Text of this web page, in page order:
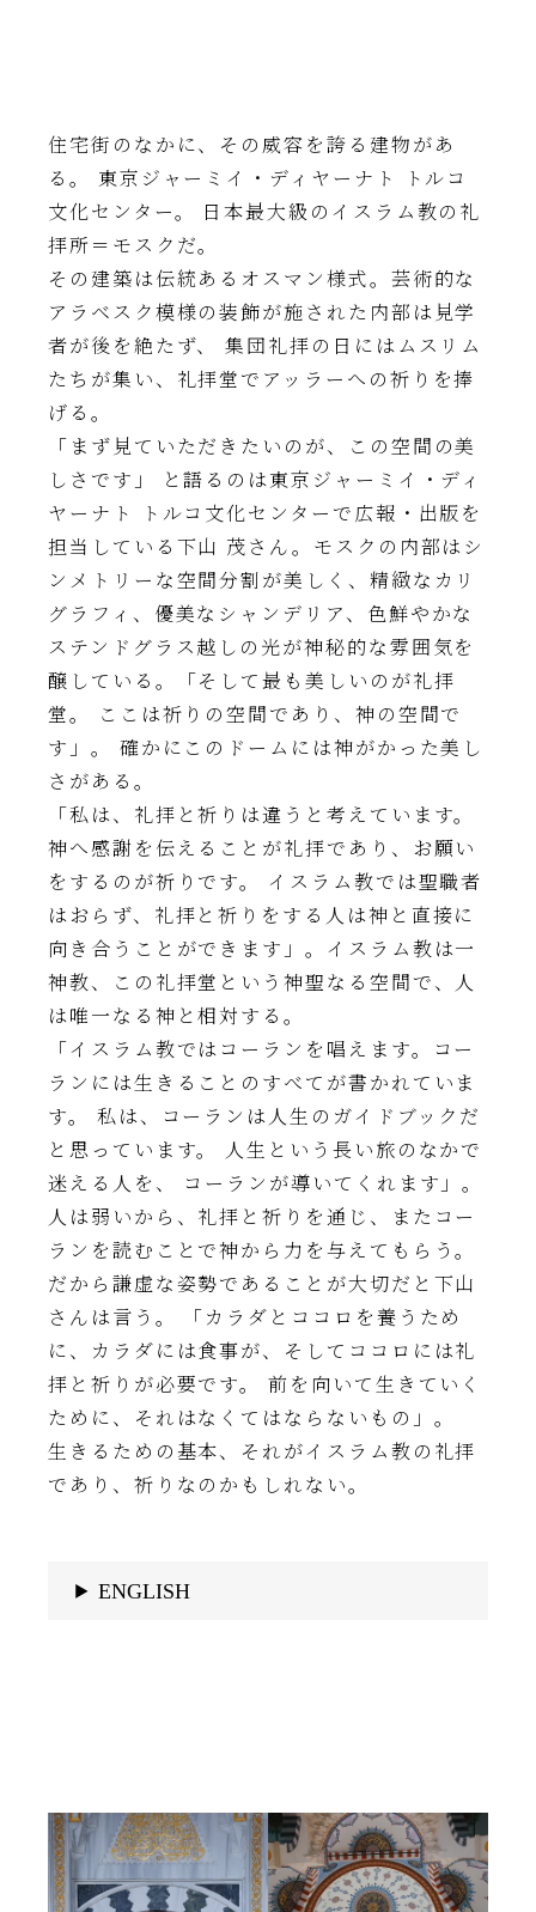
住宅街のなかに、その威容を誇る建物があ
る。 東京ジャーミイ・ディヤーナト トルコ
文化センター。 日本最大級のイスラム教の礼
拝所＝モスクだ。
その建築は伝統あるオスマン様式。芸術的な
アラベスク模様の装飾が施された内部は見学
者が後を絶たず、 集団礼拝の日にはムスリム
たちが集い、礼拝堂でアッラーへの祈りを捧
げる。
「まず見ていただきたいのが、この空間の美
しさです」 と語るのは東京ジャーミイ・ディ
ヤーナト トルコ文化センターで広報・出版を
担当している下山 茂さん。モスクの内部はシ
ンメトリーな空間分割が美しく、精緻なカリ
グラフィ、優美なシャンデリア、色鮮やかな
ステンドグラス越しの光が神秘的な雰囲気を
醸している。「そして最も美しいのが礼拝
堂。 ここは祈りの空間であり、神の空間で
す」。 確かにこのドームには神がかった美し
さがある。
「私は、礼拝と祈りは違うと考えています。
神へ感謝を伝えることが礼拝であり、お願い
をするのが祈りです。 イスラム教では聖職者
はおらず、礼拝と祈りをする人は神と直接に
向き合うことができます」。イスラム教は一
神教、この礼拝堂という神聖なる空間で、人
は唯一なる神と相対する。
「イスラム教ではコーランを唱えます。コー
ランには生きることのすべてが書かれていま
す。 私は、コーランは人生のガイドブックだ
と思っています。 人生という長い旅のなかで
迷える人を、 コーランが導いてくれます」。
人は弱いから、礼拝と祈りを通じ、またコー
ランを読むことで神から力を与えてもらう。
だから謙虚な姿勢であることが大切だと下山
さんは言う。 「カラダとココロを養うため
に、カラダには食事が、そしてココロには礼
拝と祈りが必要です。 前を向いて生きていく
ために、それはなくてはならないもの」。
生きるための基本、それがイスラム教の礼拝
であり、祈りなのかもしれない。
ENGLISH